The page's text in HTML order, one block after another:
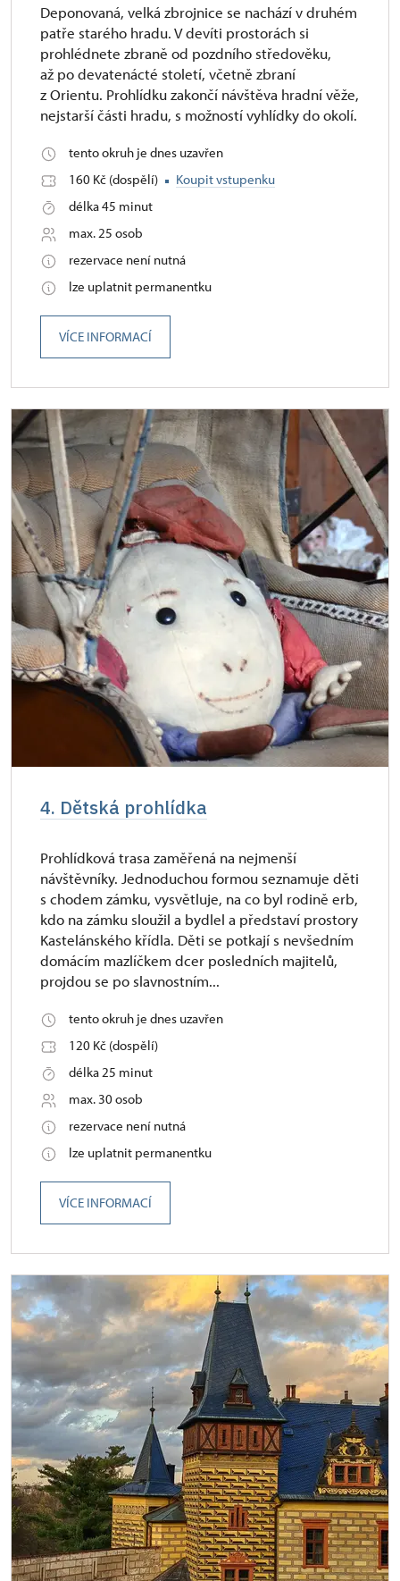
Deponovaná, velká zbrojnice se nachází v druhém
patře starého hradu. V devíti prostorách si
prohlédnete zbraně od pozdního středověku,
až po devatenácté století, včetně zbraní
z Orientu. Prohlídku zakončí návštěva hradní věže,
nejstarší části hradu, s možností vyhlídky do okolí.
tento okruh je dnes uzavřen
160 Kč (dospělí)
Koupit vstupenku
délka 45 minut
max. 25 osob
rezervace není nutná
lze uplatnit permanentku
VÍCE INFORMACÍ
4. Dětská prohlídka
Prohlídková trasa zaměřená na nejmenší
návštěvníky. Jednoduchou formou seznamuje děti
s chodem zámku, vysvětluje, na co byl rodině erb,
kdo na zámku sloužil a bydlel a představí prostory
Kastelánského křídla. Děti se potkají s nevšedním
domácím mazlíčkem dcer posledních majitelů,
projdou se po slavnostním...
tento okruh je dnes uzavřen
120 Kč (dospělí)
délka 25 minut
max. 30 osob
rezervace není nutná
lze uplatnit permanentku
VÍCE INFORMACÍ